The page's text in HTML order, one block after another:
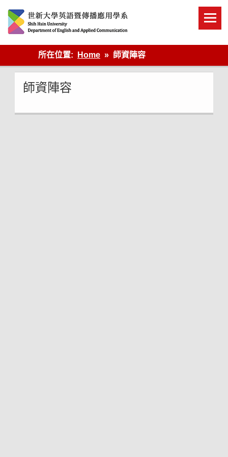
content
英語傳播
所在位置:
Home 師資陣容
師資陣容